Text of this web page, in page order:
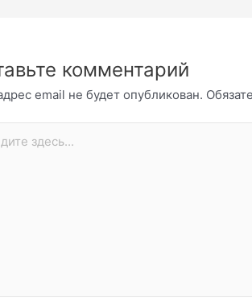
комментарий
email не будет опубликован.